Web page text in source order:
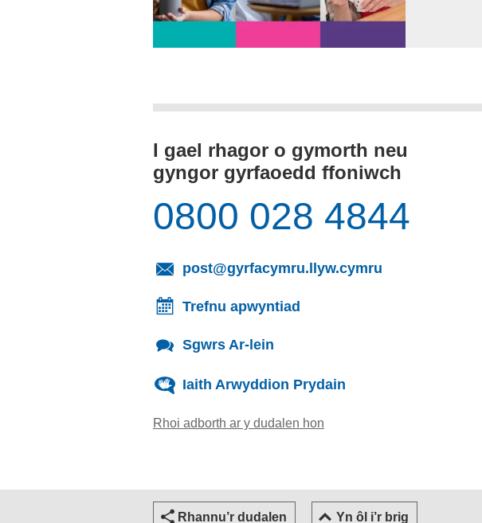
I gael rhagor o gymorth neu
gyngor gyrfaoedd ffoniwch
0800 028 4844
post@gyrfacymru.llyw.cymru
Trefnu apwyntiad
Sgwrs Ar-lein
Iaith Arwyddion Prydain
Rhoi adborth ar y dudalen hon
Rhannu’r dudalen Yn ôl i’r brig